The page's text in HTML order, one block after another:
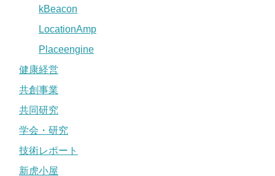
kBeacon
LocationAmp
Placeengine
健康経営
共創事業
共同研究
学会・研究
技術レポート
新虎小屋